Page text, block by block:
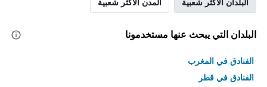
البلدان التي يبحث عنها مستخدمونا
الفنادق في المغرب
الفنادق في قطر